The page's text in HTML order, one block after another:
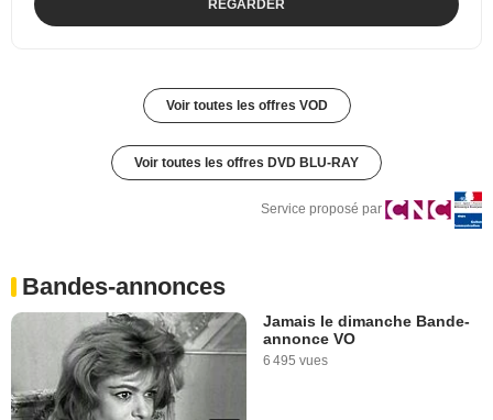
REGARDER
Voir toutes les offres VOD
Voir toutes les offres DVD BLU-RAY
Service proposé par
Bandes-annonces
Jamais le dimanche Bande-
annonce VO
6 495 vues